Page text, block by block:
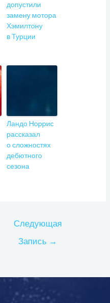
допустили
замену мотора
Хэмилтону
в Турции
Ландо Норрис
рассказал
о сложностях
дебютного
сезона
Следующая
Запись →